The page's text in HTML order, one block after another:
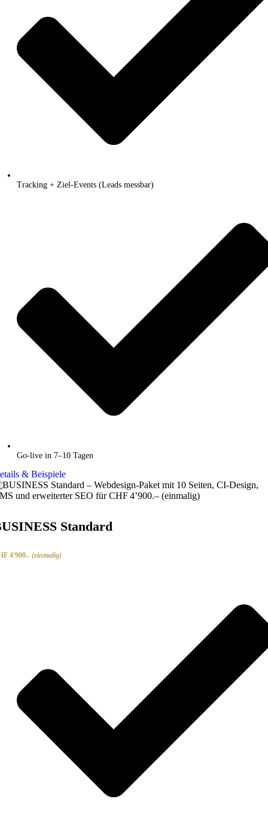
Tracking + Ziel-Events (Leads messbar)
Go-live in 7–10 Tagen
& Beispiele
Standard
4'900.- (einmalig)